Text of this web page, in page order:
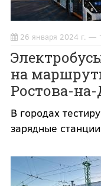
26 января 2024 г. —
на
Ростова-
В городах
зарядные станции